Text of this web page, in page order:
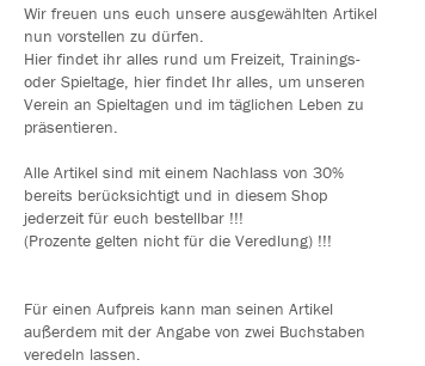
Wir freuen uns euch unsere ausgewählten Artikel
nun vorstellen zu dürfen.
Hier findet ihr alles rund um Freizeit, Trainings-
oder Spieltage, hier findet Ihr alles, um unseren
Verein an Spieltagen und im täglichen Leben zu
präsentieren.
Alle Artikel sind mit einem Nachlass von 30%
bereits berücksichtigt und in diesem Shop
jederzeit für euch bestellbar !!!
(Prozente gelten nicht für die Veredlung) !!!
Für einen Aufpreis kann man seinen Artikel
außerdem mit der Angabe von zwei Buchstaben
veredeln lassen.